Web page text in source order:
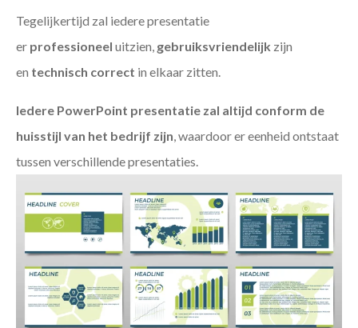
Tegelijkertijd zal iedere presentatie
er professioneel uitzien, gebruiksvriendelijk zijn
en technisch correct in elkaar zitten.
Iedere PowerPoint presentatie zal altijd conform de
huisstijl van het bedrijf zijn, waardoor er eenheid ontstaat
tussen verschillende presentaties.